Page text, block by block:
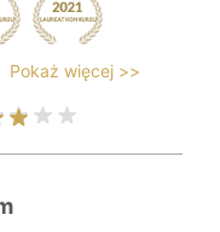
Pokaż więcej >>